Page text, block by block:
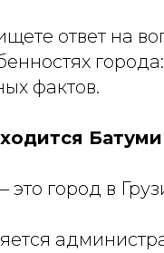
ответ на
фактов.
это город в